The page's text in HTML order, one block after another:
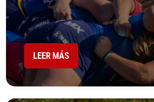
LEER MÁS